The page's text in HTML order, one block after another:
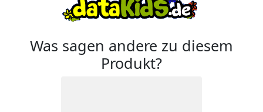
Was sagen andere zu diesem
Produkt?